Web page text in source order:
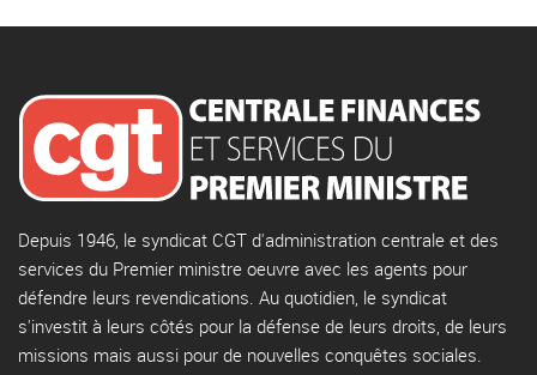
Depuis 1946, le syndicat CGT d'administration centrale et des
services du Premier ministre oeuvre avec les agents pour
défendre leurs revendications. Au quotidien, le syndicat
s'investit à leurs côtés pour la défense de leurs droits, de leurs
missions mais aussi pour de nouvelles conquêtes sociales.